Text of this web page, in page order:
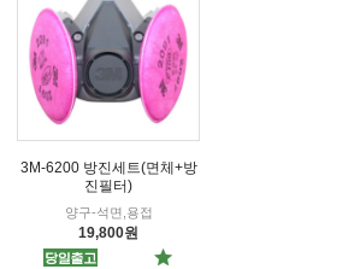
3M-6200 방진세트(면체+방
진필터)
양구-석면,용접
19,800원